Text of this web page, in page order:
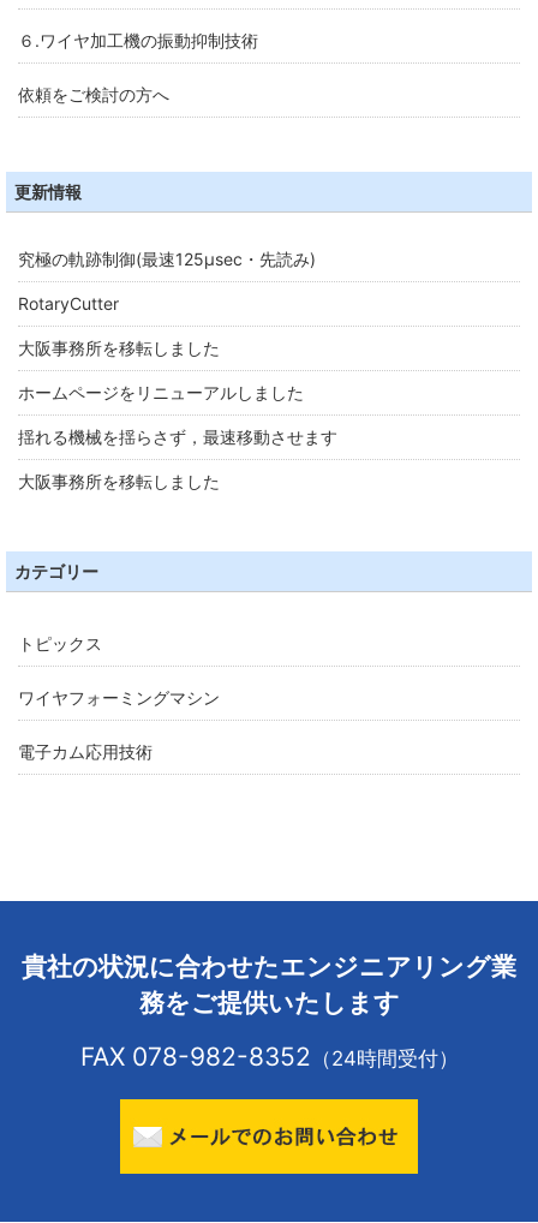
６.ワイヤ加工機の振動抑制技術
依頼をご検討の方へ
更新情報
究極の軌跡制御(最速125μsec・先読み)
RotaryCutter
大阪事務所を移転しました
ホームページをリニューアルしました
揺れる機械を揺らさず，最速移動させます
大阪事務所を移転しました
カテゴリー
トピックス
ワイヤフォーミングマシン
電子カム応用技術
貴社の状況に合わせたエンジニアリング業
務をご提供いたします
FAX 078-982-8352 （24時間受付）